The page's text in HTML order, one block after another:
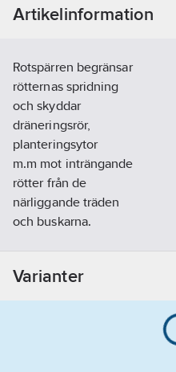
Artikelinformation
Rotspärren begränsar
rötternas spridning
och skyddar
dräneringsrör,
planteringsytor
m.m mot inträngande
rötter från de
närliggande träden
och buskarna.
Materialklass
Varianter